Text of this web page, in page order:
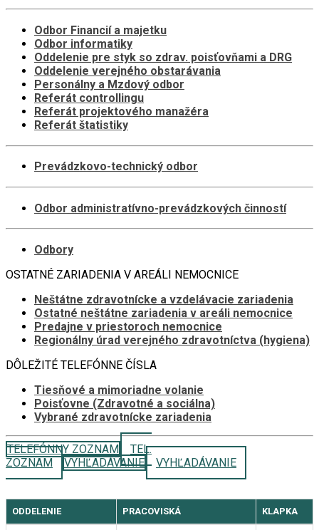
Odbor Financií a majetku
Odbor informatiky
Oddelenie pre styk so zdrav. poisťovňami a DRG
Oddelenie verejného obstarávania
Personálny a Mzdový odbor
Referát controllingu
Referát projektového manažéra
Referát štatistiky
Prevádzkovo-technický odbor
Odbor administratívno-prevádzkových činností
Odbory
OSTATNÉ ZARIADENIA V AREÁLI NEMOCNICE
Neštátne zdravotnícke a vzdelávacie zariadenia
Ostatné neštátne zariadenia v areáli nemocnice
Predajne v priestoroch nemocnice
Regionálny úrad verejného zdravotníctva (hygiena)
DÔLEŽITÉ TELEFÓNNE ČÍSLA
Tiesňové a mimoriadne volanie
Poisťovne (Zdravotné a sociálna)
Vybrané zdravotnícke zariadenia
TELEFÓNNY ZOZNAM
TEL.
ZOZNAM
VYHĽADÁVANIE VYHĽADÁVANIE
ODDELENIE PRACOVISKÁ KLAPKA